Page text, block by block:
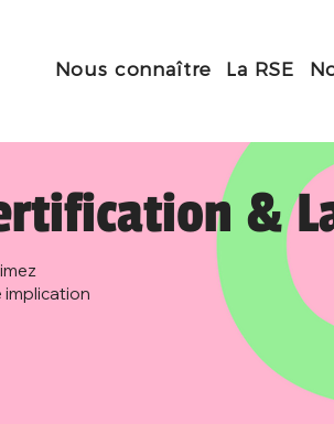
Nous connaître La RSE
&
implication